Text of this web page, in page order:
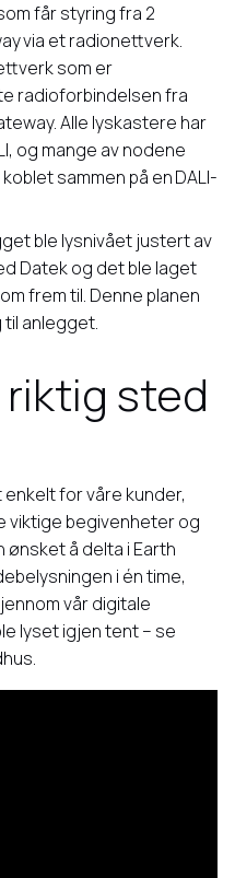
får styring fra 2
via et radionettverk.
som er
radioforbindelsen fra
Alle lyskastere har
og mange av nodene
sammen på en DALI-
ble lysnivået justert av
Datek og det ble laget
frem til. Denne planen
til anlegget.
riktig sted
for våre kunder,
viktige begivenheter og
ønsket å delta i Earth
i én time,
vår digitale
lyset igjen tent – se